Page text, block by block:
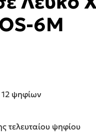
6M
12 ψηφίων
τελευταίου ψηφίου